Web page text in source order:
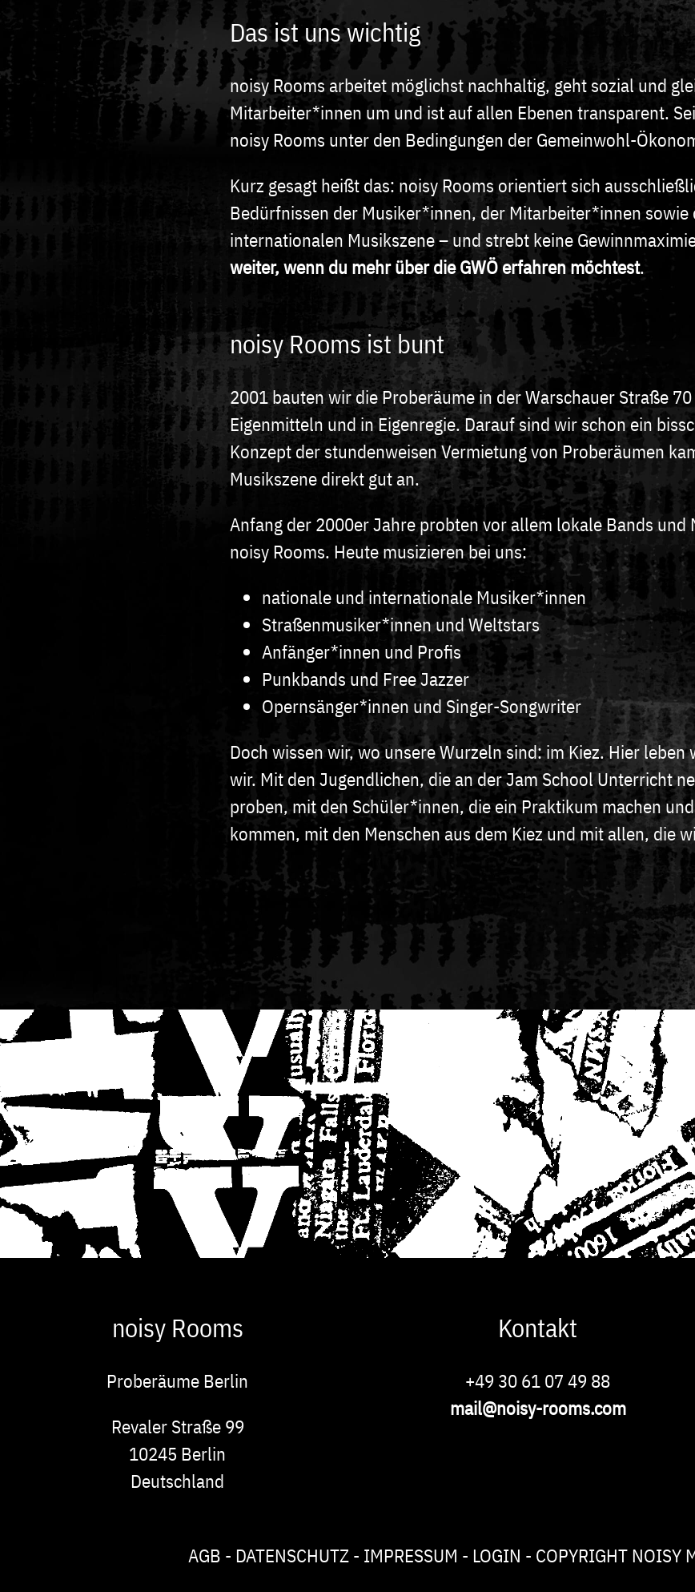
Das ist uns wichtig
noisy Rooms arbeitet möglichst nachhaltig, geht sozial und
Mitarbeiter*innen um und ist auf allen Ebenen transparent.
noisy Rooms unter den Bedingungen der Gemeinwohl-
Kurz gesagt heißt das: noisy Rooms orientiert sich
Bedürfnissen der Musiker*innen, der Mitarbeiter*innen
internationalen Musikszene – und strebt keine
weiter, wenn du mehr über die GWÖ erfahren möchtest.
noisy Rooms ist bunt
2001 bauten wir die Proberäume in der Warschauer Straße
Eigenmitteln und in Eigenregie. Darauf sind wir schon ein
Konzept der stundenweisen Vermietung von Proberäumen
Musikszene direkt gut an.
Anfang der 2000er Jahre probten vor allem lokale Bands und
noisy Rooms. Heute musizieren bei uns:
nationale und internationale Musiker*innen
Straßenmusiker*innen und Weltstars
Anfänger*innen und Profis
Punkbands und Free Jazzer
Opernsänger*innen und Singer-Songwriter
Doch wissen wir, wo unsere Wurzeln sind: im Kiez. Hier leben
wir. Mit den Jugendlichen, die an der Jam School Unterricht
proben, mit den Schüler*innen, die ein Praktikum machen
kommen, mit den Menschen aus dem Kiez und mit allen, die
noisy Rooms
Proberäume Berlin
Revaler Straße 99
10245 Berlin
Deutschland
Kontakt
+49 30 61 07 49 88
mail@noisy-rooms.com
AGB DATENSCHUTZ IMPRESSUM LOGIN COPYRIGHT NOISY